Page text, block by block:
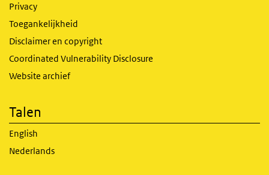
Privacy
Toegankelijkheid
Disclaimer en copyright
Coordinated Vulnerability Disclosure
Website archief
Talen
English
Nederlands